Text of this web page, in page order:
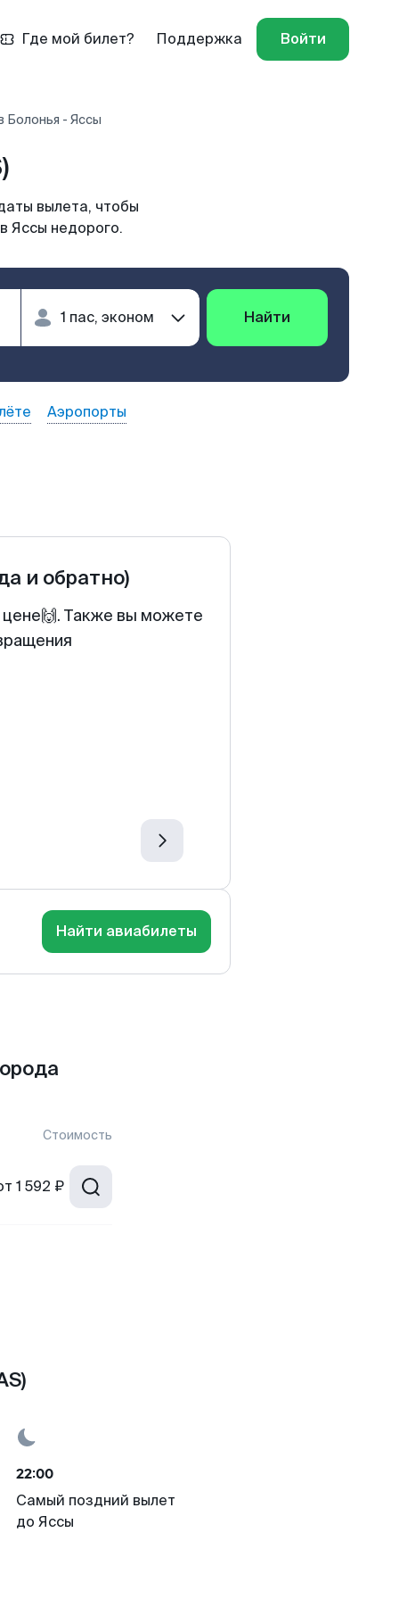
Где мой билет? Поддержка Войти
Болонья - Яссы
вылета, чтобы
Яссы недорого.
Найти
Аэропорты
и обратно)
цене🙌. Также вы можете
Найти авиабилеты
Стоимость
1 592 ₽
22:00
Самый поздний вылет
до Яссы